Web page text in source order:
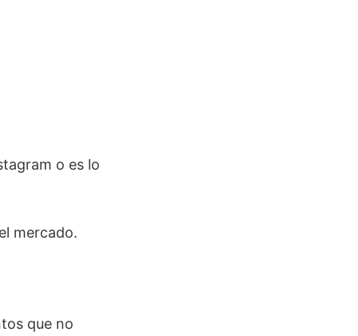
o es lo
mercado.
que no